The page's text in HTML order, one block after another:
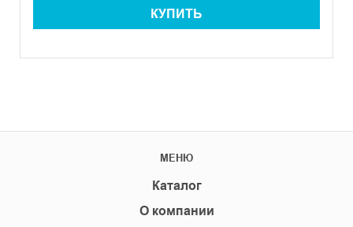
КУПИТЬ
МЕНЮ
Каталог
О компании